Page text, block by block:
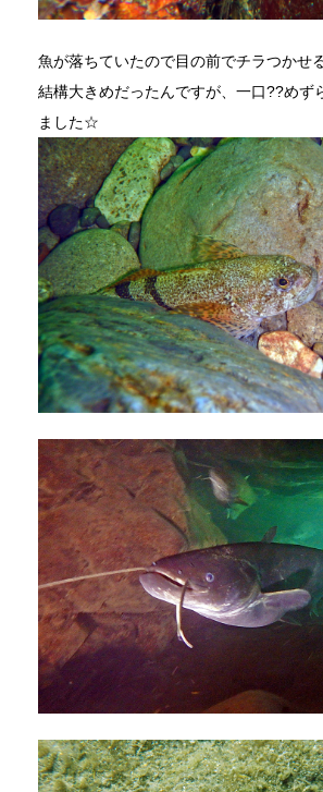
魚が落ちていたので目の前でチラつかせ
結構大きめだったんですが、一口??めず
ました☆